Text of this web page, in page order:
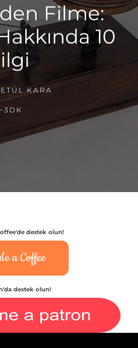
Filme:
10
KARA
~3DK
destek olun!
a Coffee
destek olun!